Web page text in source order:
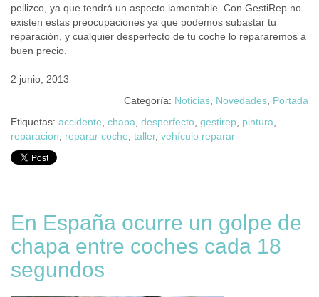
pellizco, ya que tendrá un aspecto lamentable. Con GestiRep no
existen estas preocupaciones ya que podemos subastar tu
reparación, y cualquier desperfecto de tu coche lo repararemos a
buen precio.
2 junio, 2013
Categoría: Noticias Novedades Portada
Etiquetas: accidente chapa desperfecto gestirep pintura
reparacion
reparar coche taller, vehículo reparar
En España ocurre un golpe de
chapa entre coches cada 18
segundos